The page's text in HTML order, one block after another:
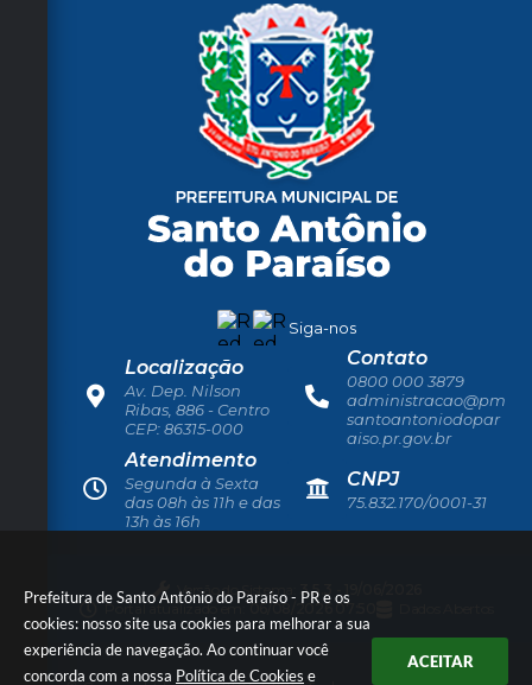
Prefeitura de Santo Antônio do Paraíso - PR e os
cookies: nosso site usa cookies para melhorar a sua
experiência de navegação. Ao continuar você
concorda com a nossa Política de Cookies e
ACEITAR
Siga-nos
Localização
Av. Dep. Nilson
Ribas, 886 - Centro
CEP: 86315-000
Contato
0800 000 3879
administracao@pm
santoantoniodopar
aiso.pr.gov.br
Atendimento
Segunda à Sexta
das 08h às 11h e das
13h às 16h
CNPJ
75.832.170/0001-31
Versão do Sistema:
3.5.3 - 19/06/2026
Portal atualizado em:06/08/2026 07:50